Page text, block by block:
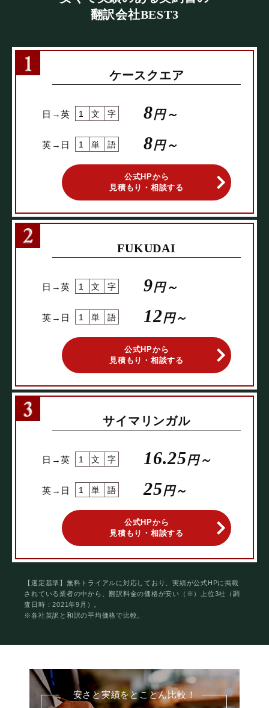
翻訳会社BEST3
ケースクエア
日→英 1文字 8円～
英→日 1単語 8円～
公式HPから
見積もり・相談する
FUKUDAI
日→英 1文字 9円～
英→日 1単語 12円～
公式HPから
見積もり・相談する
サイマリンガル
日→英 1文字 16.25円～
英→日 1単語 25円～
公式HPから
見積もり・相談する
【選定基準】無料トライアルに対応しており、実績が公式HPに掲載
されている業者の中から、翻訳料金の価格が安い（※）上位3社（調
査日時：2021年9月）。
※各社英訳と和訳の平均価格で比較。
安さと実績をとことん比較！